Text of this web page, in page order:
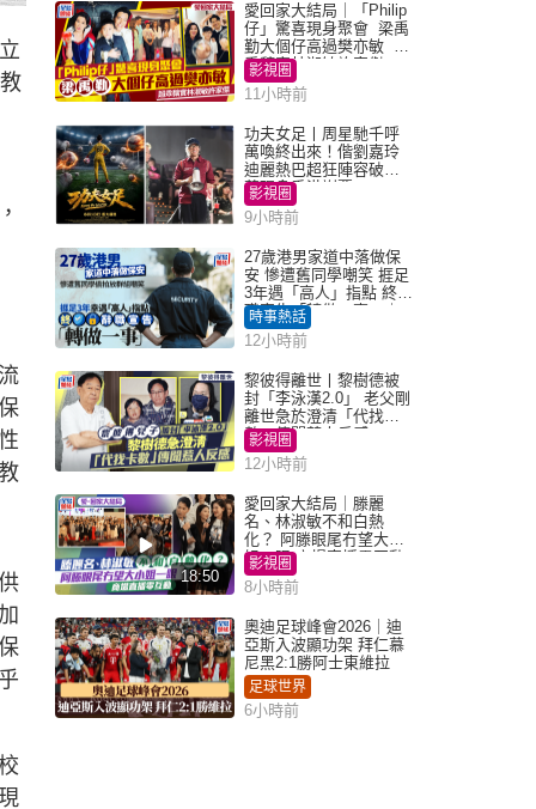
愛回家大結局｜「Philip
仔」驚喜現身聚會 梁禹
勤大個仔高過樊亦敏 超
乖黐實林淑敏許家傑
影視圈
11小時前
功夫女足丨周星馳千呼
萬喚終出來！偕劉嘉玲
迪麗熱巴超狂陣容破天
荒現身香港謝票
影視圈
9小時前
27歲港男家道中落做保
安 慘遭舊同學嘲笑 捱足
3年遇「高人」指點 終辭
職宣告「轉做一事」｜
Juicy叮
時事熱話
12小時前
黎彼得離世丨黎樹德被
封「李泳漢2.0」 老父剛
離世急於澄清「代找卡
數」傳聞惹人反感
影視圈
12小時前
18:50
愛回家大結局｜滕麗
名、林淑敏不和白熱
化？ 阿滕眼尾冇望大小
姐一眼 商場直播零互動
影視圈
8小時前
奧迪足球峰會2026｜迪
亞斯入波顯功架 拜仁慕
尼黑2:1勝阿士東維拉
足球世界
6小時前